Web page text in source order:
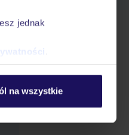
jednak
na wszystkie